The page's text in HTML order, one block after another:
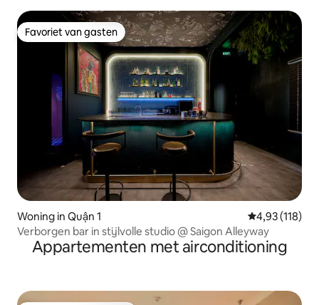
Favoriet van gasten
Favoriet van gasten
Woning in Quận 1 Gemiddelde
4,93 (118)
Verborgen bar in stijlvolle studio @ Saigon Alleyway
Appartementen met airconditioning